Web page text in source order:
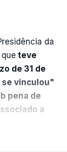
da
teve
de 31 de
se vinculou"
pena de
a